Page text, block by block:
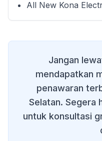
All New Kona
Jangan
mendapatkan
penawaran
Selatan. Segera
untuk konsultasi